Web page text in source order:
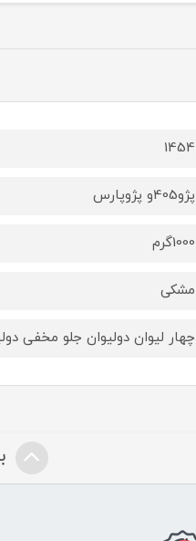
1454
پژو405و پژوپارس
1000گرم
مشکی
چهار لیوان دولیوان جلو مخفی